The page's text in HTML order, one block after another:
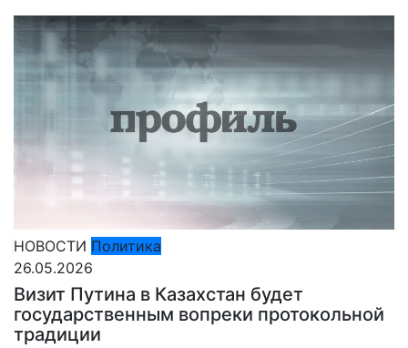
НОВОСТИ Политика
26.05.2026
Визит Путина в Казахстан будет
государственным вопреки протокольной
традиции